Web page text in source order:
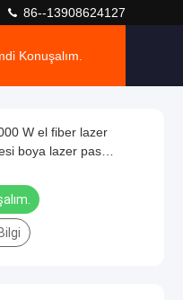
86--13908624127
Konuşalım.
W el fiber lazer
boya lazer pas